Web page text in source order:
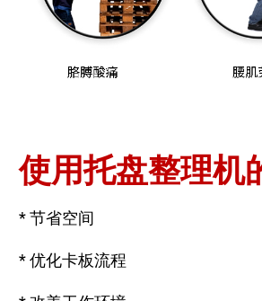
使用托盘整理机
* 节省空间 * 节
* 优化卡板流程 *